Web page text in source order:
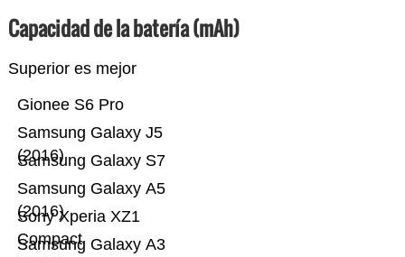
Capacidad de la batería (mAh)
Superior es mejor
Samsung Galaxy A3
Sony Xperia XZ1
Compact
Samsung Galaxy A5
(2016)
Samsung Galaxy S7
Samsung Galaxy J5
(2016)
Gionee S6 Pro